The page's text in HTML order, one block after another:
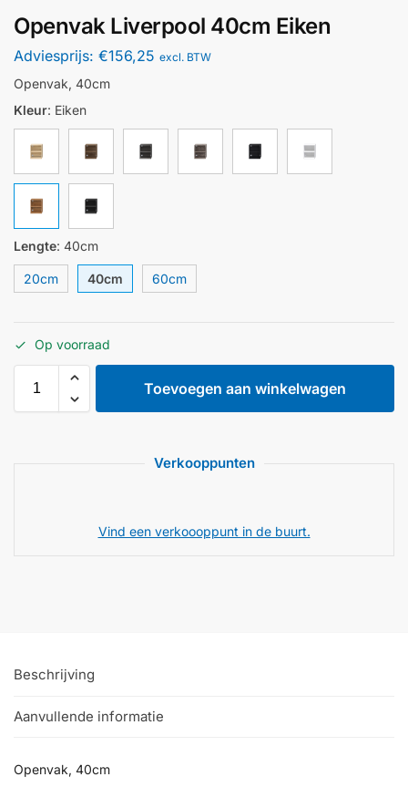
Openvak Liverpool 40cm Eiken
Adviesprijs: €156,25 excl. BTW
Openvak, 40cm
Kleur: Eiken
Lengte: 40cm
20cm 40cm 60cm
Op voorraad
Toevoegen aan winkelwagen
Verkooppunten
Vind een verkoooppunt in de buurt.
Beschrijving
Aanvullende informatie
Openvak, 40cm